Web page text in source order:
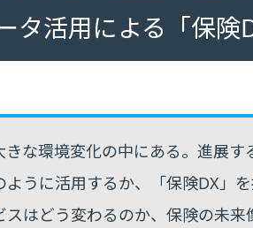
タ活用による「保険
きな環境変化の中にある。進展
うに活用するか、「保険DX」
はどう変わるのか、保険の未来